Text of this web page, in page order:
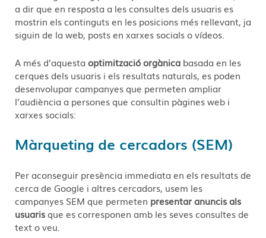
a dir que en resposta a les consultes dels usuaris es
mostrin els continguts en les posicions més rellevant, ja
siguin de la web, posts en xarxes socials o vídeos.
A més d’aquesta optimització orgànica basada en les
cerques dels usuaris i els resultats naturals, es poden
desenvolupar campanyes que permeten ampliar
l’audiència a persones que consultin pàgines web i
xarxes socials:
Màrqueting de cercadors (SEM)
Per aconseguir presència immediata en els resultats de
cerca de Google i altres cercadors, usem les
campanyes SEM que permeten presentar anuncis als
usuarisque es corresponen amb les seves consultes de
text o veu.